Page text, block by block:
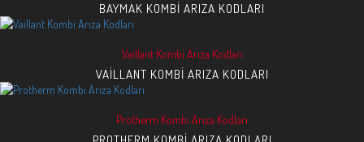
BAYMAK KOMBI ARIZA KODLARI
Vaillant Kombi Arıza Kodları
VAILLANT KOMBI ARIZA KODLARI
Protherm Kombi Arıza Kodları